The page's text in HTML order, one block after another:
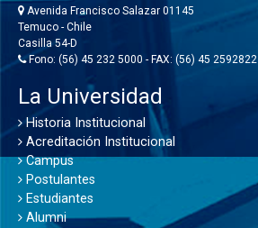
Avenida Francisco Salazar 01145
Temuco - Chile
Casilla 54-D
Fono: (56) 45 232 5000 - FAX: (56) 45 2592822
La Universidad
Historia Institucional
Acreditación Institucional
Campus
Postulantes
Estudiantes
Alumni